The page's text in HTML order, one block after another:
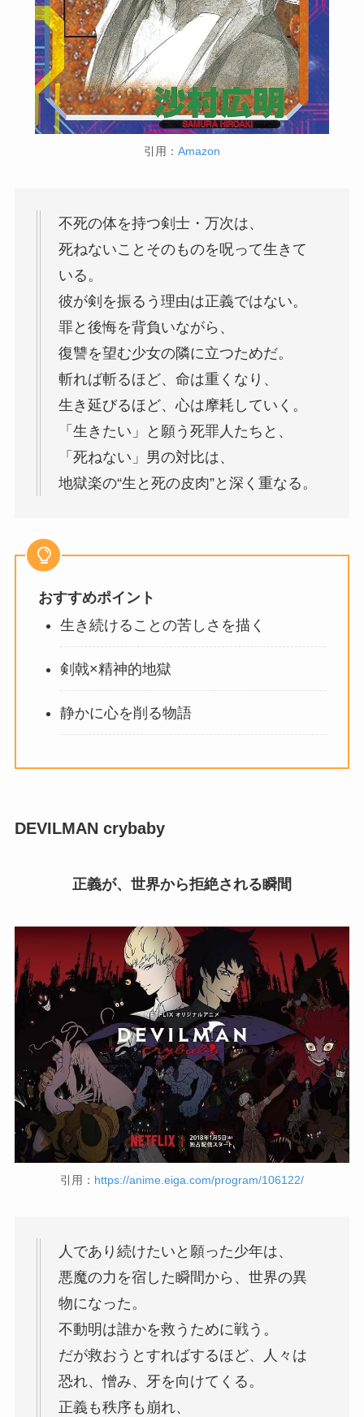
引用： Amazon
不死の体を持つ剣士・万次は、
死ねないことそのものを呪って生きて
いる。
彼が剣を振るう理由は正義ではない。
罪と後悔を背負いながら、
復讐を望む少女の隣に立つためだ。
斬れば斬るほど、命は重くなり、
生き延びるほど、心は摩耗していく。
「生きたい」と願う死罪人たちと、
「死ねない」男の対比は、
地獄楽の“生と死の皮肉”と深く重なる。
おすすめポイント
生き続けることの苦しさを描く
剣戟×精神的地獄
静かに心を削る物語
DEVILMAN crybaby
正義が、世界から拒絶される瞬間
引用： https://anime.eiga.com/program/106122/
人であり続けたいと願った少年は、
悪魔の力を宿した瞬間から、世界の異
物になった。
不動明は誰かを救うために戦う。
だが救おうとすればするほど、人々は
恐れ、憎み、牙を向けてくる。
正義も秩序も崩れ、